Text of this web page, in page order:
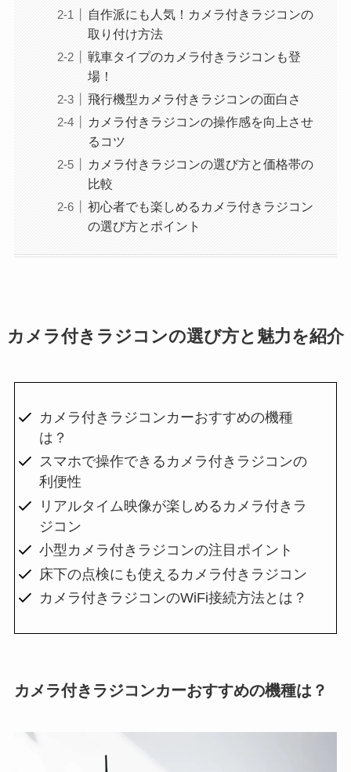
自作派にも人気！カメラ付きラジコンの
取り付け方法
戦車タイプのカメラ付きラジコンも登
場！
飛行機型カメラ付きラジコンの面白さ
カメラ付きラジコンの操作感を向上させ
るコツ
カメラ付きラジコンの選び方と価格帯の
比較
初心者でも楽しめるカメラ付きラジコン
の選び方とポイント
カメラ付きラジコンの選び方と魅力を紹介
カメラ付きラジコンカーおすすめの機種
は？
スマホで操作できるカメラ付きラジコンの
利便性
リアルタイム映像が楽しめるカメラ付きラ
ジコン
小型カメラ付きラジコンの注目ポイント
床下の点検にも使えるカメラ付きラジコン
カメラ付きラジコンのWiFi接続方法とは？
カメラ付きラジコンカーおすすめの機種は？